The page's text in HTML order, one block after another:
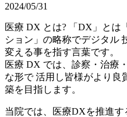
2024/05/31
医療 DX とは? 「DX」とは
ション」の略称でデジタル
変える事を指す言葉です。
医療 DX では、診察・治療
な形で 活用し皆様がより良
築を目指します。
当院では、医療DXを推進